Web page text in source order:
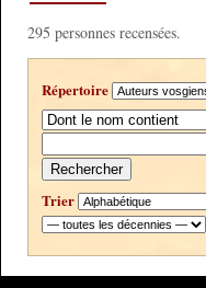
295 personnes recensées.
Répertoire
Rechercher
Trier